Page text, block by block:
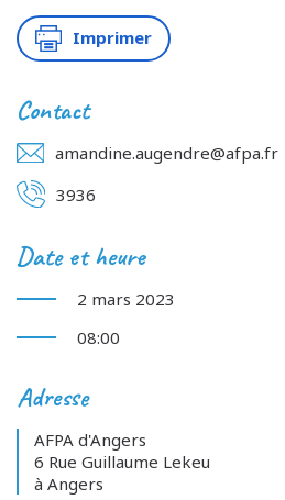
Imprimer
Contact
amandine.augendre@afpa.fr
3936
Date et heure
2 mars 2023
08:00
Adresse
AFPA d'Angers
6 Rue Guillaume Lekeu
à Angers